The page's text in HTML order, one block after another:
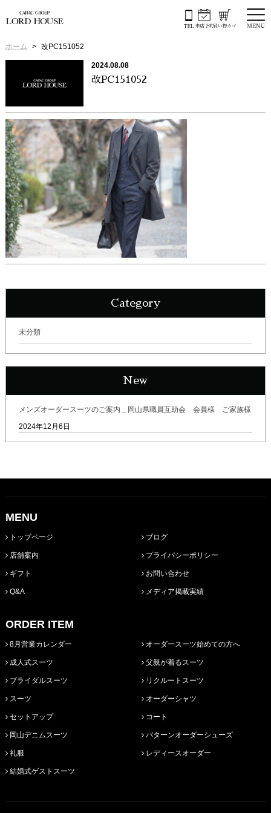
ホーム 改PC151052
2024.08.08
改PC151052
Category
未分類
New
メンズオーダースーツのご案内＿岡山県職員互助会 会員様 ご家族様
2024年12月6日
MENU
トップページ
店舗案内
ギフト
Q&A
ブログ
プライバシーポリシー
お問い合わせ
メディア掲載実績
ORDER ITEM
8月営業カレンダー
成人式スーツ
ブライダルスーツ
スーツ
セットアップ
岡山デニムスーツ
礼服
結婚式ゲストスーツ
オーダースーツ始めての方へ
父親が着るスーツ
リクルートスーツ
オーダーシャツ
コート
パターンオーダーシューズ
レディースオーダー